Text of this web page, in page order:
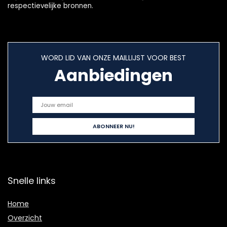
respectievelijke bronnen.
WORD LID VAN ONZE MAILLIJST VOOR BEST
Aanbiedingen
Snelle links
Home
Overzicht